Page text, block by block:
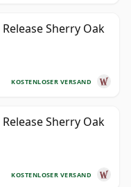
Sherry Oak
KOSTENLOSER VERSAND
Sherry Oak
KOSTENLOSER VERSAND